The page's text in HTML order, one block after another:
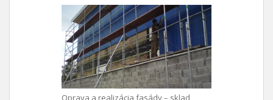
Oprava a realizácia fasády – sklad